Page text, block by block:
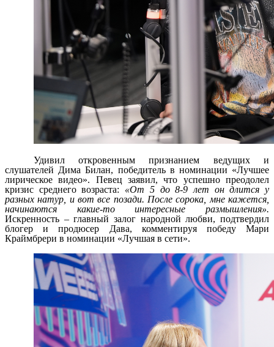
Удивил откровенным признанием ведущих и
слушателей Дима Билан, победитель в номинации «Лучшее
лирическое видео». Певец заявил, что успешно преодолел
кризис среднего возраста: «От 5 до 8-9 лет он длится у
разных натур, и вот все позади. После сорока, мне кажется,
начинаются какие-то интересные размышления».
Искренность – главный залог народной любви, подтвердил
блогер и продюсер Дава, комментируя победу Мари
Краймбрери в номинации «Лучшая в сети».